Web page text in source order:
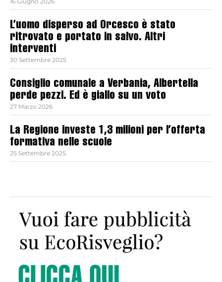
L’uomo disperso ad Orcesco è stato
ritrovato e portato in salvo. Altri
interventi
30 Settembre 2025
Consiglio comunale a Verbania, Albertella
perde pezzi. Ed è giallo su un voto
27 Marzo 2026
La Regione investe 1,3 milioni per l’offerta
formativa nelle scuole
25 Settembre 2025